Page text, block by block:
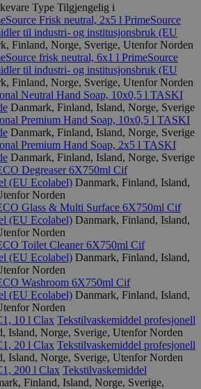
Type Tilgjengelig i
Frisk neutral, 2x5 l PrimeSource
til industri- og institusjonsbruk (EU
Finland, Norge, Sverige, Utenfor Norden
frisk neutral, 6x1 l PrimeSource
til industri- og institusjonsbruk (EU
Finland, Norge, Sverige, Utenfor Norden
Neutral Hand Soap, 10x0,5 l TASKI
Danmark, Finland, Island, Norge, Sverige
Premium Hand Soap, 10x0,5 l TASKI
Danmark, Finland, Island, Norge, Sverige
Premium Hand Soap, 2x5 l TASKI
Danmark, Finland, Island, Norge, Sverige
Degreaser 6X750ml Cif
(EU Ecolabel) Danmark, Finland, Island,
Norden
Glass & Multi Surface 6X750ml Cif
(EU Ecolabel) Danmark, Finland, Island,
Norden
Toilet Cleaner 6X750ml Cif
(EU Ecolabel) Danmark, Finland, Island,
Norden
Washroom 6X750ml Cif
(EU Ecolabel) Danmark, Finland, Island,
Norden
10 l Clax Tekstilvaskemiddel profesjonell
Island, Norge, Sverige, Utenfor Norden
20 l Clax Tekstilvaskemiddel profesjonell
Island, Norge, Sverige, Utenfor Norden
200 l Clax Tekstilvaskemiddel
Finland, Island, Norge, Sverige,